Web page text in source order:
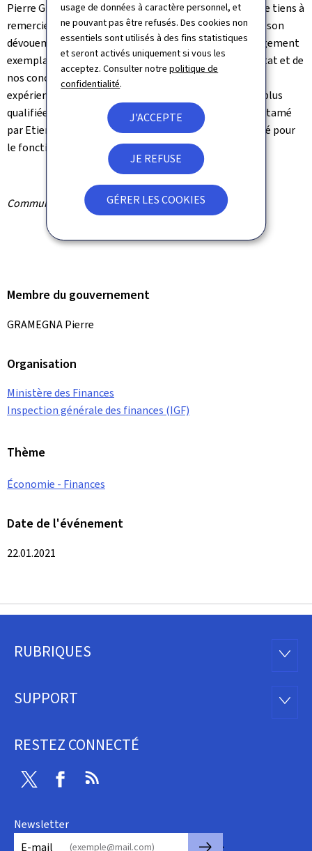
usage de données à caractère personnel, et
ne pouvant pas être refusés. Des cookies non
essentiels sont utilisés à des fins statistiques
et seront activés uniquement si vous les
acceptez. Consulter notrepolitique de
confidentialité.
J'ACCEPTE
JE REFUSE
GÉRER LES COOKIES
Pierre Gramegna, ministre des Finances commente: "Je tiens à
remercier vivement Etienne Reuter pour ses efforts et son
dévouement à la tête de l'IGF, ainsi que pour son engagement
exemplaire tout au long de sa carrière au service de l'État et de
nos concitoyens. Raymond Bausch, qui dispose d'une
expérience de plus de 10 ans à l'IGF, est la personne la plus
qualifiée pour continuer le travail de modernisation entamé
par Etienne Reuter à la tête de cette administration clé pour
le fonctionnement de l'État."
Communiqué par le ministère des Finances
Membre du gouvernement
GRAMEGNA Pierre
Organisation
Ministère des Finances
Inspection générale des finances (IGF)
Thème
Économie - Finances
Date de l'événement
22.01.2021
Pied
page
RUBRIQUES
SUPPORT
RESTEZ CONNECTÉ
Twitter Facebook
Newsletter
E-mail
🡒